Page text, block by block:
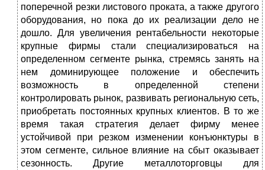
поперечной резки листового проката, а также другого
оборудования, но пока до их реализации дело не
дошло. Для увеличения рентабельности некоторые
крупные фирмы стали специализироваться на
определенном сегменте рынка, стремясь занять на
нем доминирующее положение и обеспечить
возможность в определенной степени
контролировать рынок, развивать региональную сеть,
приобретать постоянных крупных клиентов. В то же
время такая стратегия делает фирму менее
устойчивой при резком изменении конъюнктуры в
этом сегменте, сильное влияние на сбыт оказывает
сезонность. Другие металлоторговцы для